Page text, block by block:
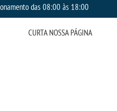
das 08:00 às 18:00
CURTA NOSSA PÁGINA